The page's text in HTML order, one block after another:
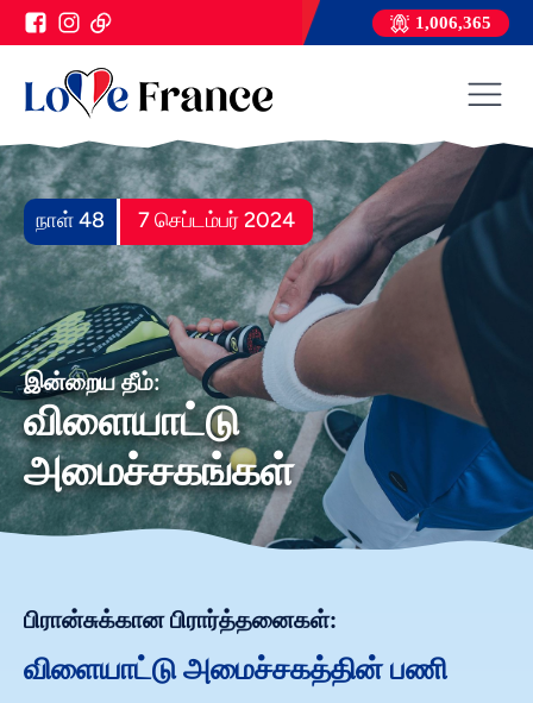
1,006,365
நாள் 48 7 செப்டம்பர் 2024
இன்றைய தீம்:
விளையாட்டு
அமைச்சகங்கள்
பிரான்சுக்கான பிரார்த்தனைகள்:
விளையாட்டு அமைச்சகத்தின் பணி